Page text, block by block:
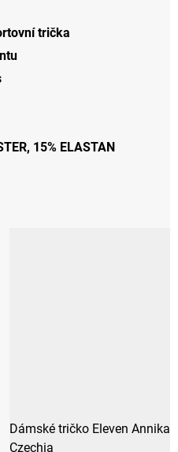
trička
15% ELASTAN
Dámské tričko Eleven Annika
Czechia